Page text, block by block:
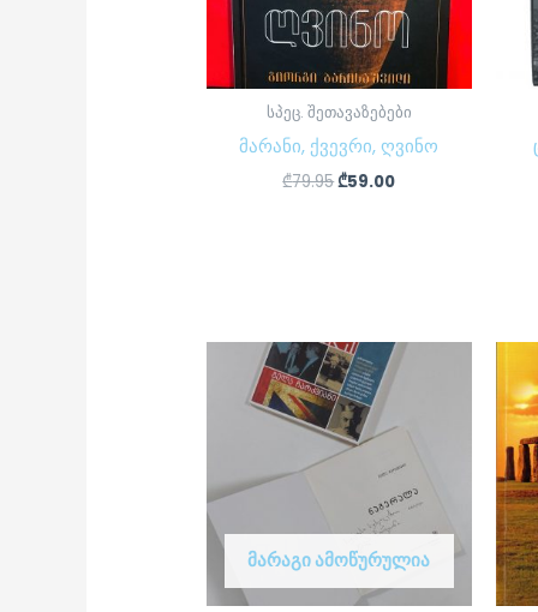
სპეც. შეთავაზებები
მარანი, ქვევრი, ღვინო
₾79.95₾59.00
ᲛᲐᲠᲐᲒᲘ ᲐᲛᲝᲬᲣᲠᲣᲚᲘᲐ